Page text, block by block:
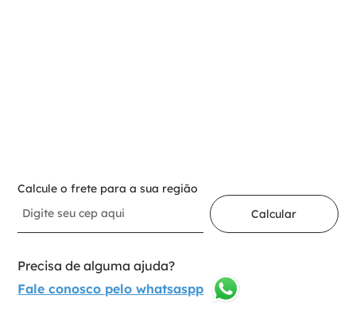
Calcule o frete para a sua região
Calcular
Precisa de alguma ajuda?
Fale conosco pelo whatsaspp